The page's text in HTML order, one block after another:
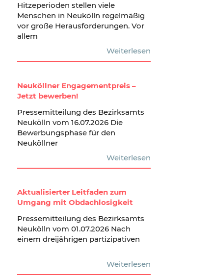
Hitzeperioden stellen viele
Menschen in Neukölln regelmäßig
vor große Herausforderungen. Vor
allem
Weiterlesen
Neuköllner Engagementpreis –
Jetzt bewerben!
Pressemitteilung des Bezirksamts
Neukölln vom 16.07.2026 Die
Bewerbungsphase für den
Neuköllner
Weiterlesen
Aktualisierter Leitfaden zum
Umgang mit Obdachlosigkeit
Pressemitteilung des Bezirksamts
Neukölln vom 01.07.2026 Nach
einem dreijährigen partizipativen
Weiterlesen